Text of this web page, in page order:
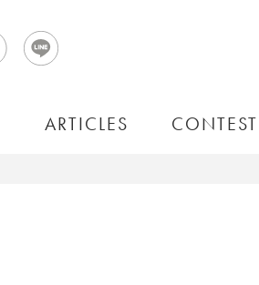
ARTICLES CONTEST